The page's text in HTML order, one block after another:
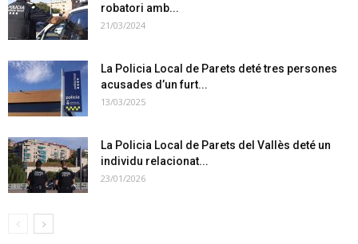
robatori amb...
21/03/2024
La Policia Local de Parets deté tres persones
acusades d’un furt...
13/03/2025
La Policia Local de Parets del Vallès deté un
individu relacionat...
23/01/2026